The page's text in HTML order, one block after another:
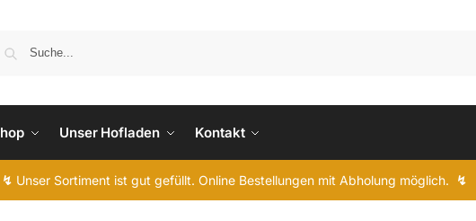
Unser Hofladen Kontakt
↯ Unser Sortiment ist gut gefüllt. Online Bestellungen mit Abholung möglich. ↯